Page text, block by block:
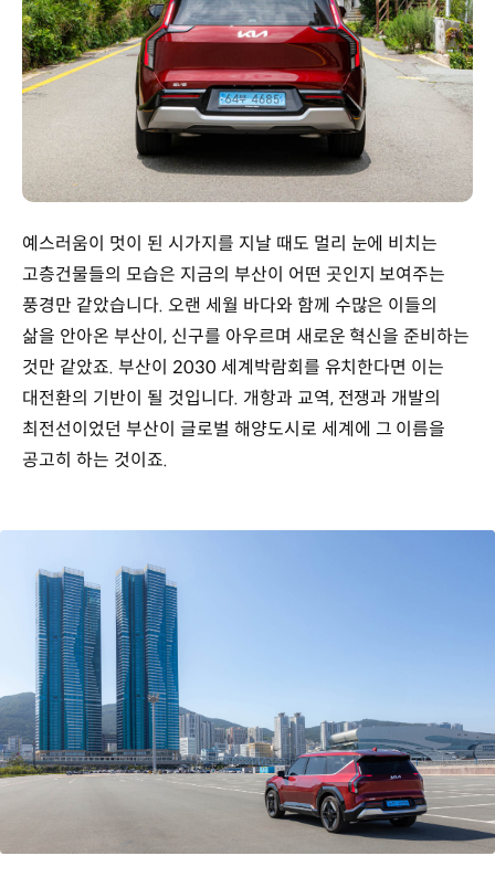
예스러움이 멋이 된 시가지를 지날 때도 멀리 눈에 비치는
고층건물들의 모습은 지금의 부산이 어떤 곳인지 보여주는
풍경만 같았습니다. 오랜 세월 바다와 함께 수많은 이들의
삶을 안아온 부산이, 신구를 아우르며 새로운 혁신을 준비하는
것만 같았죠. 부산이 2030 세계박람회를 유치한다면 이는
대전환의 기반이 될 것입니다. 개항과 교역, 전쟁과 개발의
최전선이었던 부산이 글로벌 해양도시로 세계에 그 이름을
공고히 하는 것이죠.